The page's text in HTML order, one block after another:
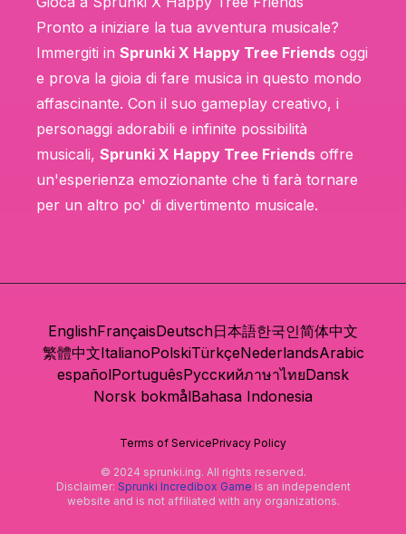
Pronto a iniziare la tua avventura musicale?
Immergiti in Sprunki X Happy Tree Friends oggi
e prova la gioia di fare musica in questo mondo
affascinante. Con il suo gameplay creativo, i
personaggi adorabili e infinite possibilità
musicali, Sprunki X Happy Tree Friends offre
un'esperienza emozionante che ti farà tornare
per un altro po' di divertimento musicale.
EnglishFrançaisDeutsch日本語한국인简体中文
繁體中文ItalianoPolskiTürkçeNederlandsArabic
españolPortuguêsРусскийภาษาไทยDansk
Norsk bokmålBahasa Indonesia
Terms of ServicePrivacy Policy
© 2024 sprunki.ing. All rights reserved.
Disclaimer: Sprunki Incredibox Game is an independent
website and is not affiliated with any organizations.